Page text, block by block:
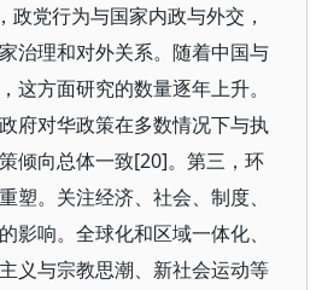
政党行为与国家内政与外交，
治理和对外关系。随着中国与
这方面研究的数量逐年上升。
府对华政策在多数情况下与执
倾向总体一致[20]。第三，环
塑。关注经济、社会、制度、
影响。全球化和区域一体化、
义与宗教思潮、新社会运动等